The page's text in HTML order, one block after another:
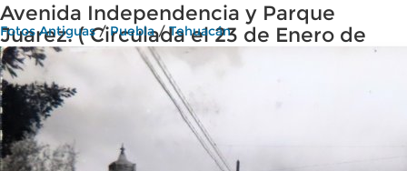
Avenida Independencia y Parque
Juarez. ( Circulada el 23 de Enero de
1940 ).
Fotos Antiguas/Puebla/Tehuacán